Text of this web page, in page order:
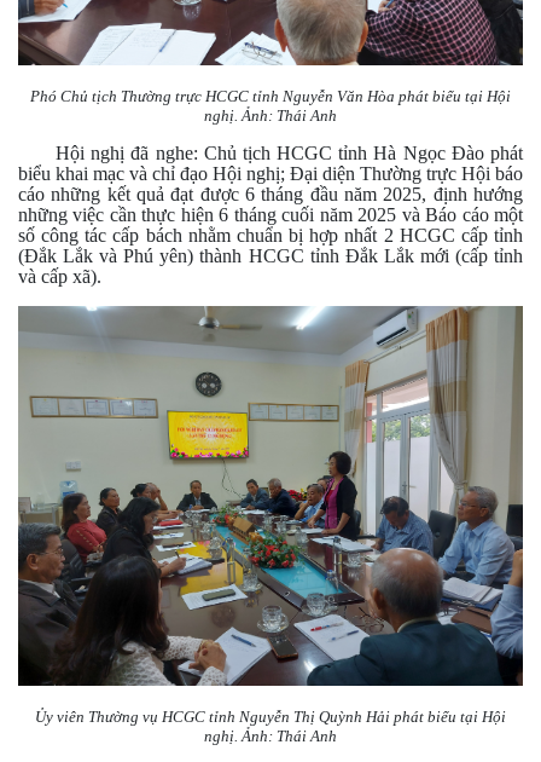
Phó Chủ tịch Thường trực HCGC tỉnh Nguyễn Văn Hòa phát biểu tại Hội
nghị. Ảnh: Thái Anh
Hội nghị đã nghe: Chủ tịch HCGC tỉnh Hà Ngọc Đào phát
biểu khai mạc và chỉ đạo Hội nghị; Đại diện Thường trực Hội báo
cáo những kết quả đạt được 6 tháng đầu năm 2025, định hướng
những việc cần thực hiện 6 tháng cuối năm 2025 và Báo cáo một
số công tác cấp bách nhằm chuẩn bị hợp nhất 2 HCGC cấp tỉnh
(Đắk Lắk và Phú yên) thành HCGC tỉnh Đắk Lắk mới (cấp tỉnh
và cấp xã).
Ủy viên Thường vụ HCGC tỉnh Nguyễn Thị Quỳnh Hải phát biểu tại Hội
nghị. Ảnh: Thái Anh